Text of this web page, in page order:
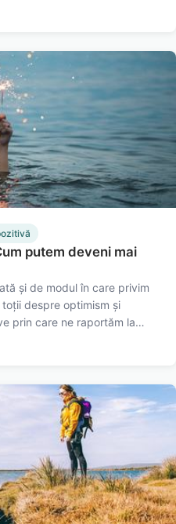
este mult mai larg. El nu
putem deveni mai
și de modul în care privim
despre optimism și
prin care ne raportăm la
să evidențiez influența